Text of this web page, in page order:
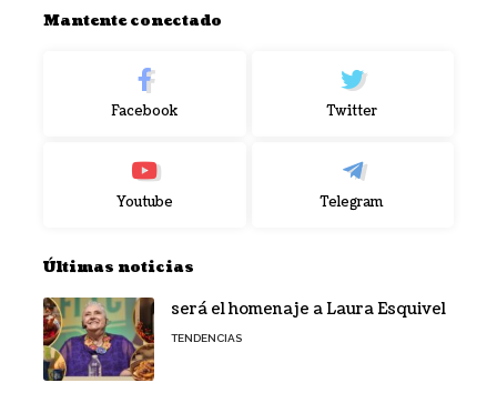
Mantente conectado
Facebook Twitter
Youtube Telegram
Últimas noticias
será el homenaje a Laura Esquivel
TENDENCIAS